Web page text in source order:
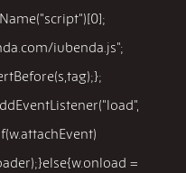
iubenda.js";
=